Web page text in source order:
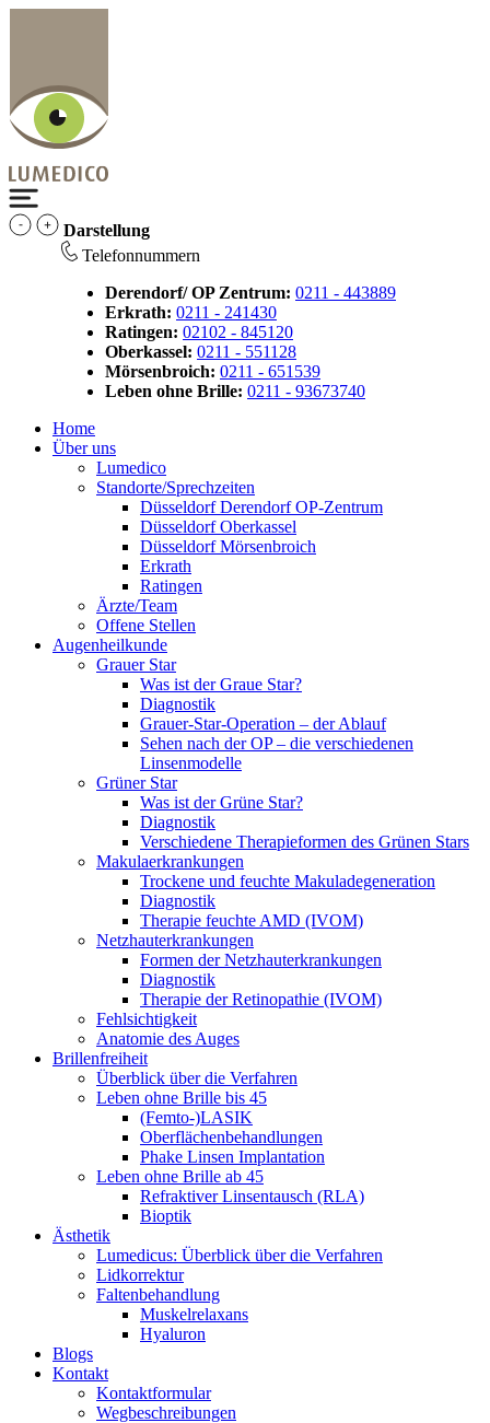
Darstellung
Telefonnummern
Derendorf/ OP Zentrum: 0211 - 443889
Erkrath: 0211 - 241430
Ratingen: 02102 - 845120
Oberkassel: 0211 - 551128
Mörsenbroich: 0211 - 651539
Leben ohne Brille: 0211 - 93673740
Home
Über uns
Lumedico
Standorte/Sprechzeiten
Düsseldorf Derendorf OP-Zentrum
Düsseldorf Oberkassel
Düsseldorf Mörsenbroich
Erkrath
Ratingen
Ärzte/Team
Offene Stellen
Augenheilkunde
Grauer Star
Was ist der Graue Star?
Diagnostik
Grauer-Star-Operation – der Ablauf
Sehen nach der OP – die verschiedenen
Linsenmodelle
Grüner Star
Was ist der Grüne Star?
Diagnostik
Verschiedene Therapieformen des Grünen Stars
Makulaerkrankungen
Trockene und feuchte Makuladegeneration
Diagnostik
Therapie feuchte AMD (IVOM)
Netzhauterkrankungen
Formen der Netzhauterkrankungen
Diagnostik
Therapie der Retinopathie (IVOM)
Fehlsichtigkeit
Anatomie des Auges
Brillenfreiheit
Überblick über die Verfahren
Leben ohne Brille bis 45
(Femto-)LASIK
Oberflächenbehandlungen
Phake Linsen Implantation
Leben ohne Brille ab 45
Refraktiver Linsentausch (RLA)
Bioptik
Ästhetik
Lumedicus: Überblick über die Verfahren
Lidkorrektur
Faltenbehandlung
Muskelrelaxans
Hyaluron
Blogs
Kontakt
Kontaktformular
Wegbeschreibungen